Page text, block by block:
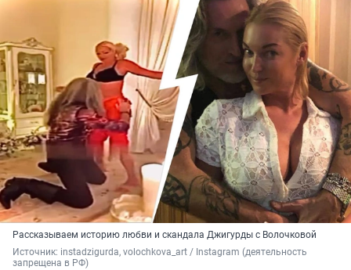
Рассказываем историю любви и скандала Джигурды с Волочковой
Источник: instadzigurda, volochkova_art / Instagram (деятельность
запрещена в РФ)